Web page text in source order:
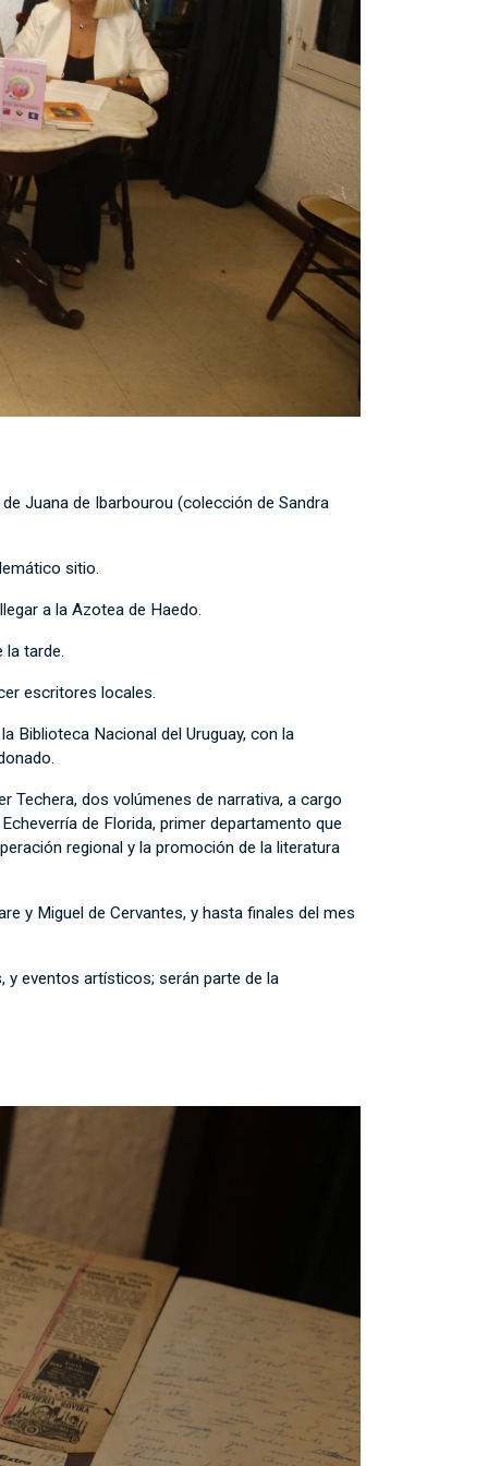
Juana de Ibarbourou (colección de Sandra
sitio.
a la Azotea de Haedo.
tarde.
escritores locales.
Biblioteca Nacional del Uruguay, con la
Techera, dos volúmenes de narrativa, a cargo
de Florida, primer departamento que
regional y la promoción de la literatura
y Miguel de Cervantes, y hasta finales del mes
y eventos artísticos; serán parte de la